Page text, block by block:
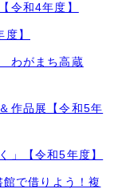
令和4年度】
】
わがまち高蔵
作品展【令和5年
」【令和5年度】
で借りよう！複